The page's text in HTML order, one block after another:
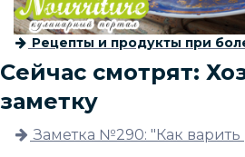
Рецепты и продукты при
Сейчас смотрят:
заметку
Заметка №290: "Как